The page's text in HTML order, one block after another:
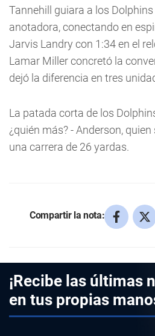
Tannehill guiara a los
anotadora, conectando en
Jarvis Landry con 1:34 en el
Lamar Miller concretó la
dejó la diferencia en tres
La patada corta de los
¿quién más? - Anderson,
una carrera de 26 yardas.
Compartir la nota:
¡Recibe las últimas
en tus propias